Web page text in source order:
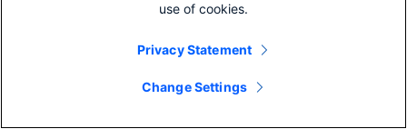
use of cookies.
Privacy Statement
Change Settings